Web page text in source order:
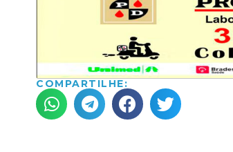
COMPARTILHE: